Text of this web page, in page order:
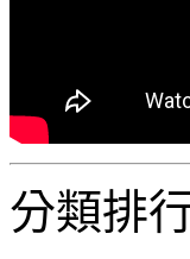
分類排